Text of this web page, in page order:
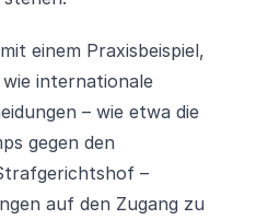
einem Praxisbeispiel,
internationale
– wie etwa die
gegen den
–
auf den Zugang zu